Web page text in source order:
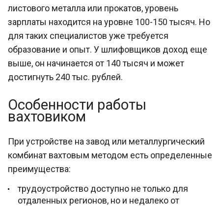
листового металла или прокатов, уровень
зарплаты находится на уровне 100-150 тысяч. Но
для таких специалистов уже требуется
образование и опыт. У шлифовщиков доход еще
выше, он начинается от 140 тысяч и может
достигнуть 240 тыс. рублей.
Особенности работы
вахтовиком
При устройстве на завод или металлургический
комбинат вахтовым методом есть определенные
преимущества:
трудоустройство доступно не только для
отдаленных регионов, но и недалеко от